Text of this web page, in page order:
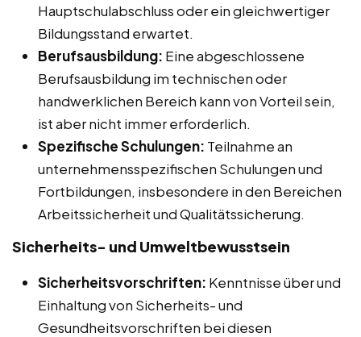
Hauptschulabschluss oder ein gleichwertiger
Bildungsstand erwartet.
Berufsausbildung: Eine abgeschlossene
Berufsausbildung im technischen oder
handwerklichen Bereich kann von Vorteil sein,
ist aber nicht immer erforderlich.
Spezifische Schulungen: Teilnahme an
unternehmensspezifischen Schulungen und
Fortbildungen, insbesondere in den Bereichen
Arbeitssicherheit und Qualitätssicherung.
Sicherheits- und Umweltbewusstsein
Sicherheitsvorschriften: Kenntnisse über und
Einhaltung von Sicherheits- und
Gesundheitsvorschriften bei diesen